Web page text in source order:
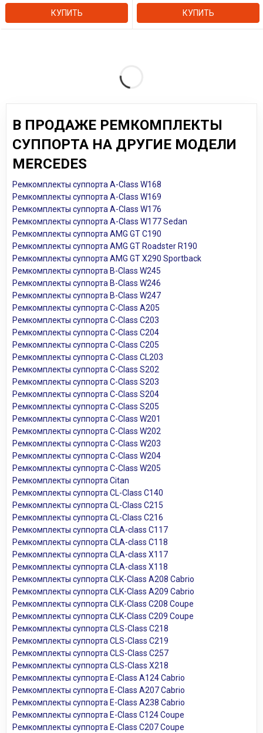
КУПИТЬ КУПИТЬ
В ПРОДАЖЕ РЕМКОМПЛЕКТЫ
СУППОРТА НА ДРУГИЕ МОДЕЛИ
MERCEDES
Ремкомплекты суппорта A-Class W168
Ремкомплекты суппорта A-Class W169
Ремкомплекты суппорта A-Class W176
Ремкомплекты суппорта A-Class W177 Sedan
Ремкомплекты суппорта AMG GT C190
Ремкомплекты суппорта AMG GT Roadster R190
Ремкомплекты суппорта AMG GT X290 Sportback
Ремкомплекты суппорта B-Class W245
Ремкомплекты суппорта B-Class W246
Ремкомплекты суппорта B-Class W247
Ремкомплекты суппорта C-Class A205
Ремкомплекты суппорта C-Class C203
Ремкомплекты суппорта C-Class C204
Ремкомплекты суппорта C-Class C205
Ремкомплекты суппорта C-Class CL203
Ремкомплекты суппорта C-Class S202
Ремкомплекты суппорта C-Class S203
Ремкомплекты суппорта C-Class S204
Ремкомплекты суппорта C-Class S205
Ремкомплекты суппорта C-Class W201
Ремкомплекты суппорта C-Class W202
Ремкомплекты суппорта C-Class W203
Ремкомплекты суппорта C-Class W204
Ремкомплекты суппорта C-Class W205
Ремкомплекты суппорта Citan
Ремкомплекты суппорта CL-Class C140
Ремкомплекты суппорта CL-Class C215
Ремкомплекты суппорта CL-Class C216
Ремкомплекты суппорта CLA-class C117
Ремкомплекты суппорта CLA-class C118
Ремкомплекты суппорта CLA-class X117
Ремкомплекты суппорта CLA-class X118
Ремкомплекты суппорта CLK-Class A208 Cabrio
Ремкомплекты суппорта CLK-Class A209 Cabrio
Ремкомплекты суппорта CLK-Class C208 Coupe
Ремкомплекты суппорта CLK-Class C209 Coupe
Ремкомплекты суппорта CLS-Class C218
Ремкомплекты суппорта CLS-Class C219
Ремкомплекты суппорта CLS-Class C257
Ремкомплекты суппорта CLS-Class X218
Ремкомплекты суппорта E-Class A124 Cabrio
Ремкомплекты суппорта E-Class A207 Cabrio
Ремкомплекты суппорта E-Class A238 Cabrio
Ремкомплекты суппорта E-Class C124 Coupe
Ремкомплекты суппорта E-Class C207 Coupe